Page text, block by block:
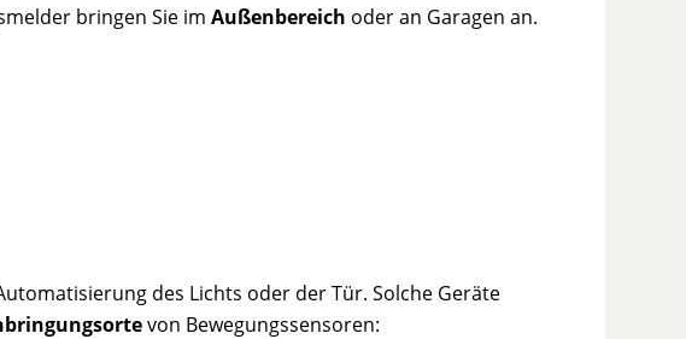
bringen Sie imAußenbereich oder an Garagen an.
des Lichts oder der Tür. Solche Geräte
von Bewegungssensoren: